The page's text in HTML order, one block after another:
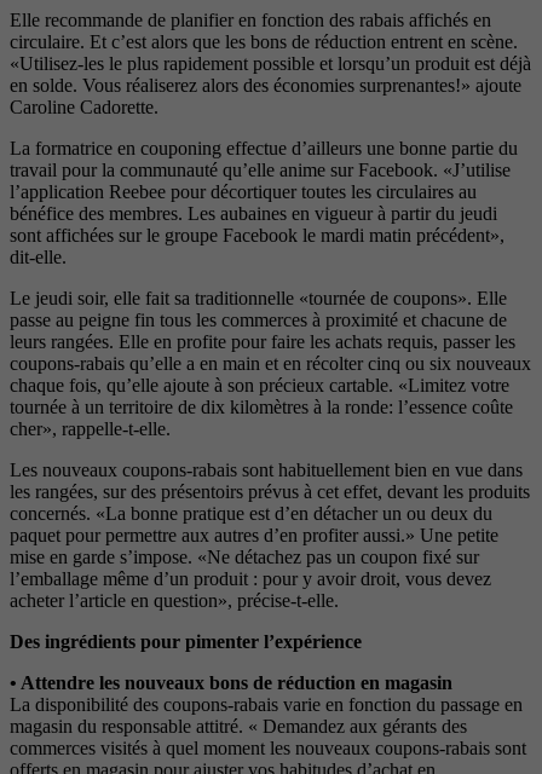
Elle recommande de planifier en fonction des rabais affichés en
circulaire. Et c’est alors que les bons de réduction entrent en scène.
«Utilisez-les le plus rapidement possible et lorsqu’un produit est déjà
en solde. Vous réaliserez alors des économies surprenantes!» ajoute
Caroline Cadorette.
La formatrice en couponing effectue d’ailleurs une bonne partie du
travail pour la communauté qu’elle anime sur Facebook. «J’utilise
l’application Reebee pour décortiquer toutes les circulaires au
bénéfice des membres. Les aubaines en vigueur à partir du jeudi
sont affichées sur le groupe Facebook le mardi matin précédent»,
dit-elle.
Le jeudi soir, elle fait sa traditionnelle «tournée de coupons». Elle
passe au peigne fin tous les commerces à proximité et chacune de
leurs rangées. Elle en profite pour faire les achats requis, passer les
coupons-rabais qu’elle a en main et en récolter cinq ou six nouveaux
chaque fois, qu’elle ajoute à son précieux cartable. «Limitez votre
tournée à un territoire de dix kilomètres à la ronde: l’essence coûte
cher», rappelle-t-elle.
Les nouveaux coupons-rabais sont habituellement bien en vue dans
les rangées, sur des présentoirs prévus à cet effet, devant les produits
concernés. «La bonne pratique est d’en détacher un ou deux du
paquet pour permettre aux autres d’en profiter aussi.» Une petite
mise en garde s’impose. «Ne détachez pas un coupon fixé sur
l’emballage même d’un produit : pour y avoir droit, vous devez
acheter l’article en question», précise-t-elle.
Des ingrédients pour pimenter l’expérience
• Attendre les nouveaux bons de réduction en magasin
La disponibilité des coupons-rabais varie en fonction du passage en
magasin du responsable attitré. « Demandez aux gérants des
commerces visités à quel moment les nouveaux coupons-rabais sont